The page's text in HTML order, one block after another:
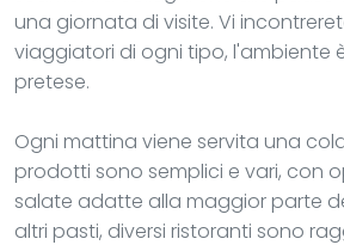
una giornata di visite. Vi
viaggiatori di ogni tipo, l'ambiente
pretese.
Ogni mattina viene servita una
prodotti sono semplici e vari, con
salate adatte alla maggior parte
altri pasti, diversi ristoranti sono